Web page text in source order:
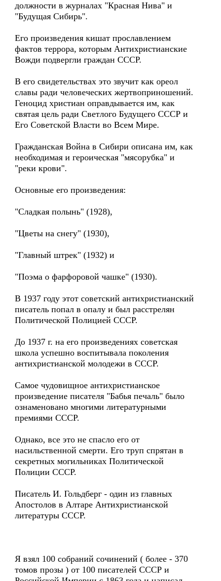
должности в журналах "Красная Нива" и
"Будущая Сибирь".
Его произведения кишат прославлением
фактов террора, которым Антихристианские
Вожди подвергли граждан СССР.
В его свидетельствах это звучит как ореол
славы ради человеческих жертвоприношений.
Геноцид христиан оправдывается им, как
святая цель ради Светлого Будущего СССР и
Его Советской Власти во Всем Мире.
Гражданская Война в Сибири описана им, как
необходимая и героическая "мясорубка" и
"реки крови".
Основные его произведения:
"Сладкая полынь" (1928),
"Цветы на снегу" (1930),
"Главный штрек" (1932) и
"Поэма о фарфоровой чашке" (1930).
В 1937 году этот советский антихристианский
писатель попал в опалу и был расстрелян
Политической Полицией СССР.
До 1937 г. на его произведениях советская
школа успешно воспитывала поколения
антихристианской молодежи в СССР.
Самое чудовищное антихристианское
произведение писателя "Бабья печаль" было
ознаменовано многими литературными
премиями СССР.
Однако, все это не спасло его от
насильственной смерти. Его труп спрятан в
секретных могильниках Политической
Полиции СССР.
Писатель И. Гольдберг - один из главных
Апостолов в Алтаре Антихристианской
литературы СССР.
Я взял 100 собраний сочинений ( более - 370
томов прозы ) от 100 писателей СССР и